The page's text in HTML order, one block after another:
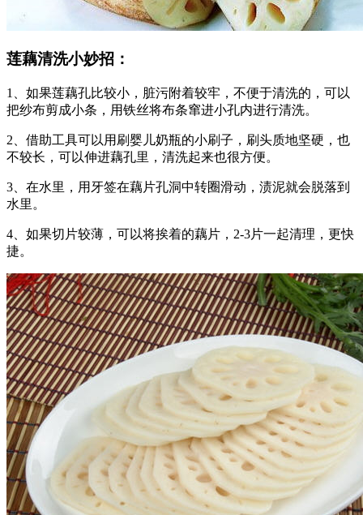
莲藕清洗小妙招：
1、如果莲藕孔比较小，脏污附着较牢，不便于清洗的，可以
把纱布剪成小条，用铁丝将布条窜进小孔内进行清洗。
2、借助工具可以用刷婴儿奶瓶的小刷子，刷头质地坚硬，也
不较长，可以伸进藕孔里，清洗起来也很方便。
3、在水里，用牙签在藕片孔洞中转圈滑动，渍泥就会脱落到
水里。
4、如果切片较薄，可以将挨着的藕片，2-3片一起清理，更快
捷。